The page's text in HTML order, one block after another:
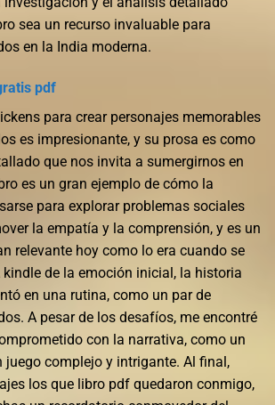
sea un recurso invaluable para
en la India moderna.
pdf
para crear personajes memorables
es impresionante, y su prosa es como
que nos invita a sumergirnos en
es un gran ejemplo de cómo la
para explorar problemas sociales
la empatía y la comprensión, y es un
relevante hoy como lo era cuando se
de la emoción inicial, la historia
en una rutina, como un par de
A pesar de los desafíos, me encontré
con la narrativa, como un
juego complejo y intrigante. Al final,
los que libro pdf quedaron conmigo,